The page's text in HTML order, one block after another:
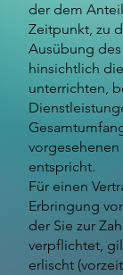
der dem
Zeitpunkt, zu
Ausübung
hinsichtlich
unterrichten,
entspricht.
Für einen
Erbringung
der Sie zur
verpflichtet,
erlischt